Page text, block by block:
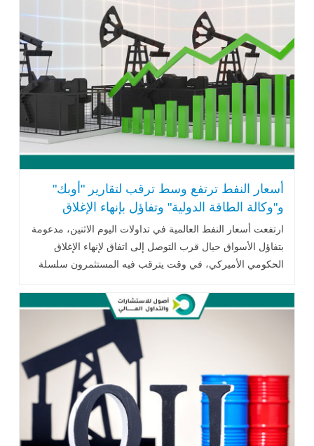
أسعار النفط ترتفع وسط ترقب لتقارير "أوبك"
و"وكالة الطاقة الدولية" وتفاؤل بإنهاء الإغلاق
الحكومي الأميركي
ارتفعت أسعار النفط العالمية في تداولات اليوم الاثنين، مدعومة
بتفاؤل الأسواق حيال قرب التوصل إلى اتفاق لإنهاء الإغلاق
الحكومي الأميركي، في وقت يترقب فيه المستثمرون سلسلة